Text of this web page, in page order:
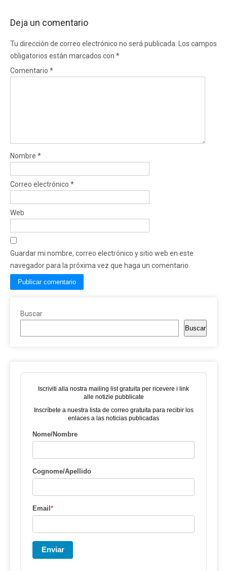
Deja un comentario
Tu dirección de correo electrónico no será publicada.
Los campos
obligatorios están marcados con *
Comentario *
Nombre *
Correo electrónico *
Web
Guardar mi nombre, correo electrónico y sitio web en este
navegador para la próxima vez que haga un comentario.
Buscar
Buscar
Iscriviti alla nostra mailing list gratuita per ricevere i link
alle notizie pubblicate
Inscríbete a nuestra lista de correo gratuita para recibir los
enlaces a las noticias publicadas
Nome/Nombre
Cognome/Apellido
Email*
Enviar